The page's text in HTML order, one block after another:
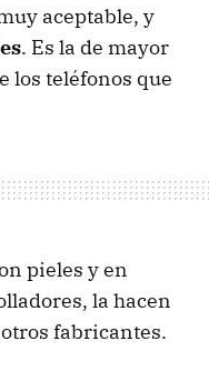
aceptable, y
. Es la de mayor
los teléfonos que
pieles y en
la hacen
fabricantes.